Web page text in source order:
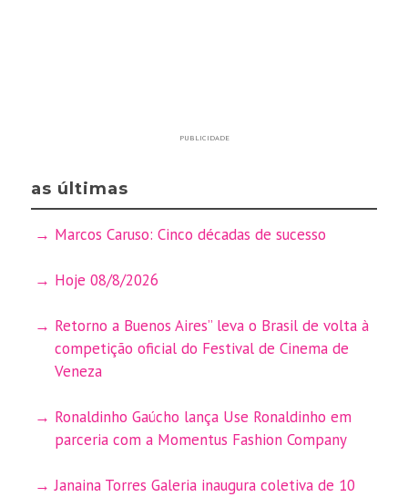
PUBLICIDADE
as últimas
Marcos Caruso: Cinco décadas de sucesso
Hoje 08/8/2026
Retorno a Buenos Aires” leva o Brasil de volta à
competição oficial do Festival de Cinema de
Veneza
Ronaldinho Gaúcho lança Use Ronaldinho em
parceria com a Momentus Fashion Company
Janaina Torres Galeria inaugura coletiva de 10